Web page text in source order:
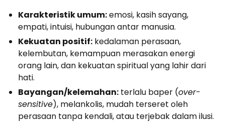
Karakteristik umum:emosi, kasih sayang,
empati, intuisi, hubungan antar manusia.
Kekuatan positif: kedalaman perasaan,
kelembutan, kemampuan merasakan energi
orang lain, dan kekuatan spiritual yang lahir dari
hati.
Bayangan/kelemahan: terlalu baper (over-
sensitive), melankolis, mudah terseret oleh
perasaan tanpa kendali, atau terjebak dalam ilusi.